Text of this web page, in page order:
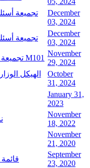
تجميعة
December
03, 2024
تجميعة
December
03, 2024
تجميعة أسئلة وفق الهيكل الوزاري الخطة M101
November
29, 2024
الهيكل
October
31, 2024
January 31,
2023
November
18, 2022
November
21, 2020
September
23, 2020